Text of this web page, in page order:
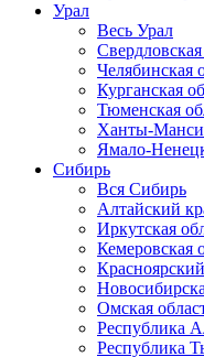
Урал
Весь Урал
Свердловская
Челябинская
Курганская
Тюменская
Ханты-
Ямало-
Сибирь
Вся Сибирь
Алтайский
Иркутская
Кемеровская
Омская
Республика
Республика